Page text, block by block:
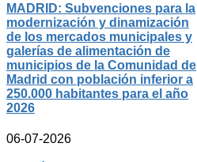
MADRID: Subvenciones para la
modernización y dinamización
de los mercados municipales y
galerías de alimentación de
municipios de la Comunidad de
Madrid con población inferior a
250.000 habitantes para el año
2026
06-07-2026